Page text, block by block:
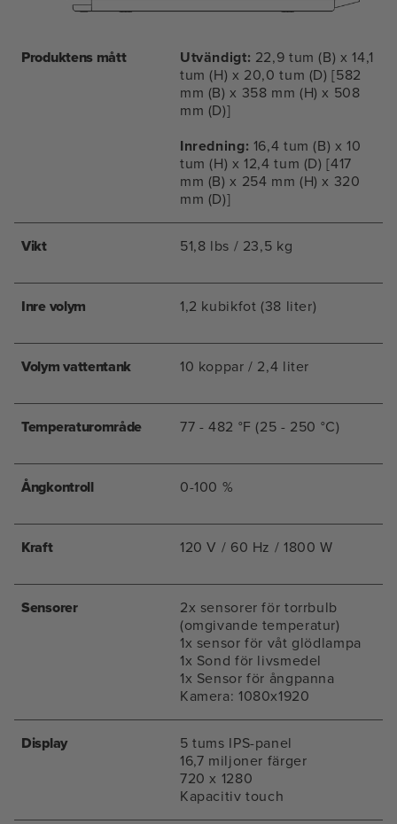
Produktens mått Utvändigt: 22,9 tum (B) x 14,1
tum (H) x 20,0 tum (D) [582
mm (B) x 358 mm (H) x 508
mm (D)]
Inredning: 16,4 tum (B) x 10
tum (H) x 12,4 tum (D) [417
mm (B) x 254 mm (H) x 320
mm (D)]
Vikt 51,8 lbs / 23,5 kg
Inre volym 1,2 kubikfot (38 liter)
Volym vattentank 10 koppar / 2,4 liter
Temperaturområde 77 - 482 °F (25 - 250 °C)
Ångkontroll 0-100 %
Kraft 120 V / 60 Hz / 1800 W
Sensorer
2x sensorer för torrbulb
(omgivande temperatur)
1x sensor för våt glödlampa
1x Sond för livsmedel
1x Sensor för ångpanna
Kamera: 1080x1920
Display
5 tums IPS-panel
16,7 miljoner färger
720 x 1280
Kapacitiv touch